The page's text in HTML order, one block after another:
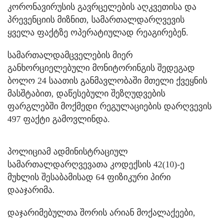
კორონავირუსის გავრცელების აღკვეთისა და
პრევენციის მიზნით, სამართალდარღვევის
ყველა ფაქტზე ოპერატიულად რეაგირებენ.
სამართალდამცველების მიერ
განხორციელებული მონიტორინგის შედეგად
ბოლო 24 საათის განმავლობაში მთელი ქვეყნის
მასშტაბით, დაწესებული შეზღუდვების
ფარგლებში მოქმედი რეგულაციების დარღვევის
497 ფაქტი გამოვლინდა.
პოლიციამ ადმინისტრაციულ
სამართალდარღვევათა კოდექსის 42(10)-ე
მუხლის შესაბამისად 64 ფიზიკური პირი
დააჯარიმა.
დაჯარიმებულთა შორის არიან მოქალაქეები,